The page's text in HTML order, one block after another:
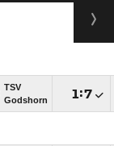
TSV
Godshorn
: